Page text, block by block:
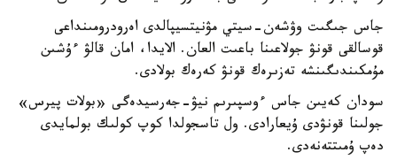
جاس جىگىت وۋشەن-سيتي مۋنيتسيپالدى اەرودرومىنداعى
قوسالقى قونۋ جولاعىنا باعىت العان. الايدا، امان قالۋ ءۇشىن
مۇمكىندىگىنشە تەزىرەك قونۋ كەرەك بولادى.
سودان كەيىن جاس ءوسپىرىم نيۋ-جەرسيدەگى «بولات پيرس»
جولىنا قونۋدى ۇيعارادى. ول تاسجولدا كوپ كولىك بولمايدى
دەپ ۇمىتتەنەدى.